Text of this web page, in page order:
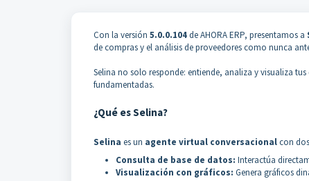
Con la versión 5.0.0.104de AHORA ERP, presentamos a
de compras y el análisis de proveedores como nunca
Selina no solo responde: entiende, analiza y visualiza
fundamentadas.
¿Qué es Selina?
Selina es un agente virtual conversacionalcon
Consulta de base de datos: Interactúa
Visualización con gráficos: Genera gráficos